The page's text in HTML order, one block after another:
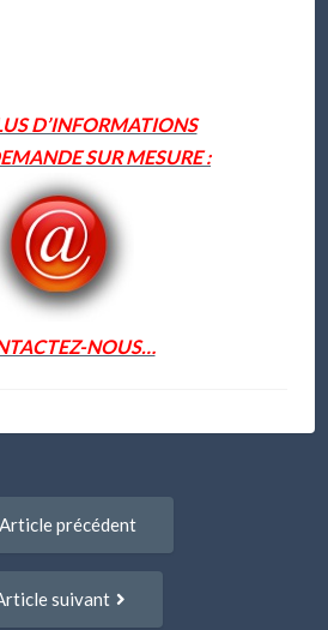
D’INFORMATIONS
SUR MESURE :
NOUS…
Article précédent
suivant